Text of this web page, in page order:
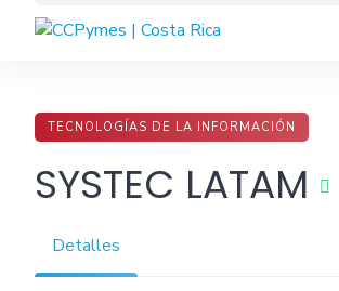
TECNOLOGÍAS DE LA INFORMACIÓN
SYSTEC LATAM
Detalles